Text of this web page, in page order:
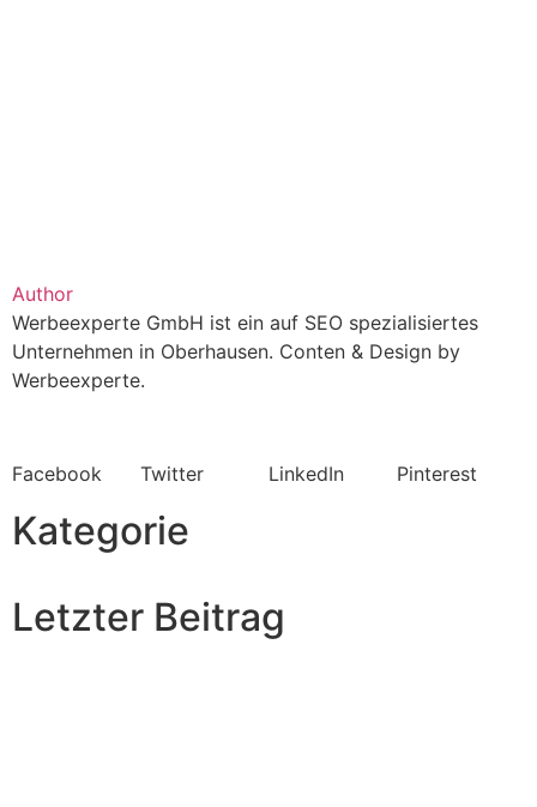
Author
Werbeexperte GmbH ist ein auf SEO spezialisiertes
Unternehmen in Oberhausen. Conten & Design by
Werbeexperte.
Facebook Twitter LinkedIn Pinterest
Kategorie
Letzter Beitrag